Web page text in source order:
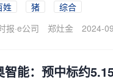
姓 猪
综合
报·e公司
郑灶金 2024-
智能：预中标约